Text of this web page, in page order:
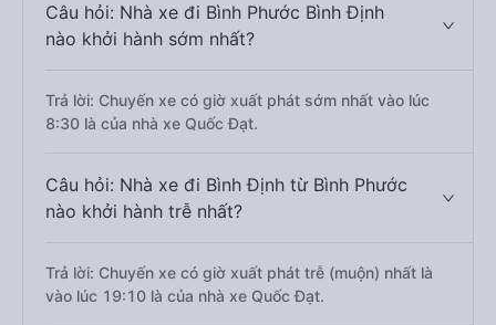
Câu hỏi: Nhà xe đi Bình Phước Bình Định
nào khởi hành sớm nhất?
Trả lời: Chuyến xe có giờ xuất phát sớm nhất vào lúc
8:30 là của nhà xe Quốc Đạt.
Câu hỏi: Nhà xe đi Bình Định từ Bình Phước
nào khởi hành trễ nhất?
Trả lời: Chuyến xe có giờ xuất phát trễ (muộn) nhất là
vào lúc 19:10 là của nhà xe Quốc Đạt.